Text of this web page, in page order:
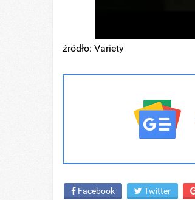
źródło: Variety
Facebook Twitter